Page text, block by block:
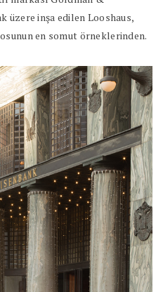
üzere inşa edilen Looshaus,
en somut örneklerinden.